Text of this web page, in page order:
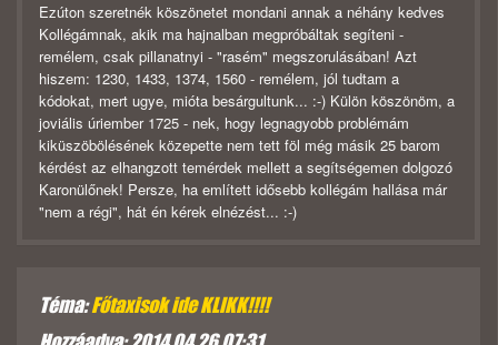
Ezúton szeretnék köszönetet mondani annak a néhány kedves
Kollégámnak, akik ma hajnalban megpróbáltak segíteni -
remélem, csak pillanatnyi - "rasém" megszorulásában! Azt
hiszem: 1230, 1433, 1374, 1560 - remélem, jól tudtam a
kódokat, mert ugye, mióta besárgultunk... :-) Külön köszönöm, a
joviális úriember 1725 - nek, hogy legnagyobb problémám
kiküszöbölésének közepette nem tett föl még másik 25 barom
kérdést az elhangzott temérdek mellett a segítségemen dolgozó
Karonülőnek! Persze, ha említett idősebb kollégám hallása már
"nem a régi", hát én kérek elnézést... :-)
Téma:Főtaxisok ide KLIKK!!!!